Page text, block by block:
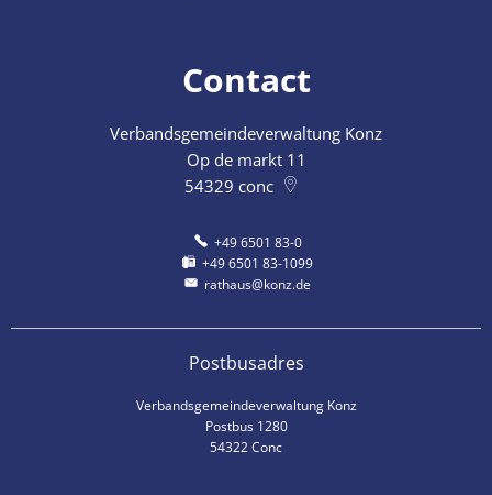
Contact
Verbandsgemeindeverwaltung Konz
Op de markt 11
54329 conc
+49 6501 83-0
+49 6501 83-1099
rathaus@konz.de
Postbusadres
Verbandsgemeindeverwaltung Konz
Postbus 1280
54322 Conc